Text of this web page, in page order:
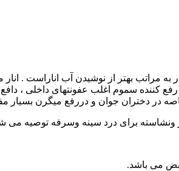
مراتب بهتر از نوشیدن آب اناراست .
سموم اغلب عفونتهای داخلی ،
در دختران جوان و دررفع میگرن بسیار
ونشاسته برای درد سینه وسرفه توصیه
می باشد.